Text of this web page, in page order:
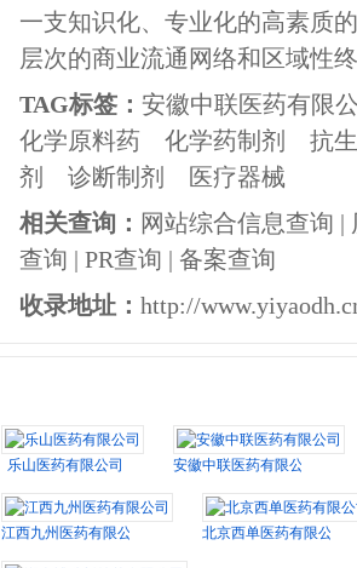
一支知识化、专业化的高素质
层次的商业流通网络和区域性
TAG标签： 安徽中联医药有限
化学原料药
化学药制剂
抗
剂
诊断制剂
医疗器械
相关查询： 网站综合信息查询 |
查询 | PR查询 | 备案查询
收录地址： http://
乐山医药有限公司 安徽中联医药有限公司
江西九州医药有限公司 北京西单医药有限公司